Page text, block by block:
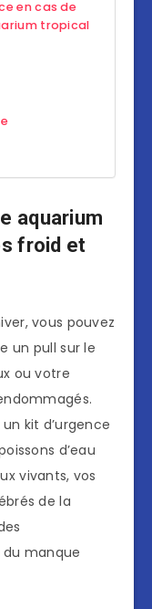
en cas de
tropical
aquarium
froid et
vous pouvez
un pull sur le
ou votre
kit d’urgence
d’eau
vivants, vos
de la
manque